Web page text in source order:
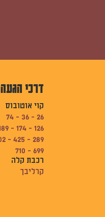
דרכי הגעה
קוי אוטובוס
26 - 36 - 74
126 - 174 - 189
289 - 425 - 502
699 - 710
רכבת קלה
קרליבך